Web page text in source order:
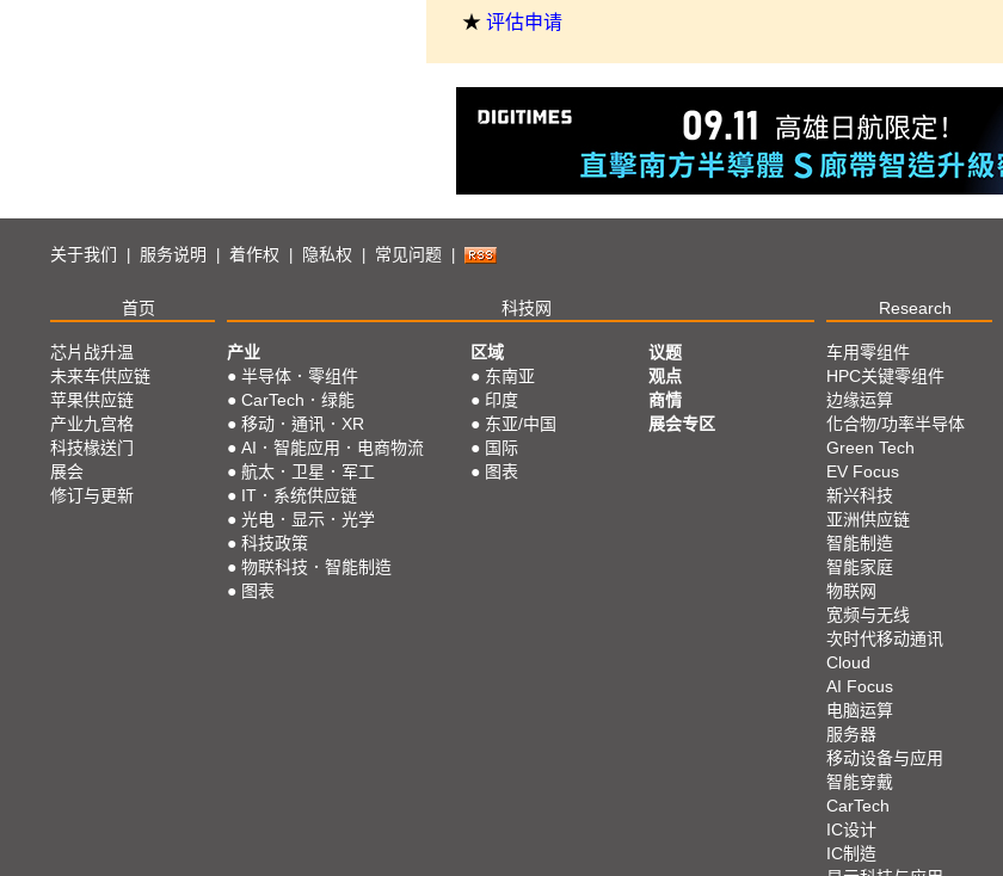
★ 评估申请
关于我们 服务说明 着作权 隐私权 常见问题
首页 科技网 Research
芯片战升温
未来车供应链
苹果供应链
产业九宫格
科技椽送门
展会
修订与更新
产业
● 半导体．零组件
● CarTech．绿能
● 移动．通讯．XR
● AI．智能应用．电商物流
● 航太．卫星．军工
● IT．系统供应链
● 光电．显示．光学
● 科技政策
● 物联科技．智能制造
● 图表
区域
● 东南亚
● 印度
● 东亚/中国
● 国际
● 图表
议题
观点
商情
展会专区
车用零组件
HPC关键零组件
边缘运算
化合物/功率半导体
Green Tech
EV Focus
新兴科技
亚洲供应链
智能制造
智能家庭
物联网
宽频与无线
次时代移动通讯
Cloud
AI Focus
电脑运算
服务器
移动设备与应用
智能穿戴
CarTech
IC设计
IC制造